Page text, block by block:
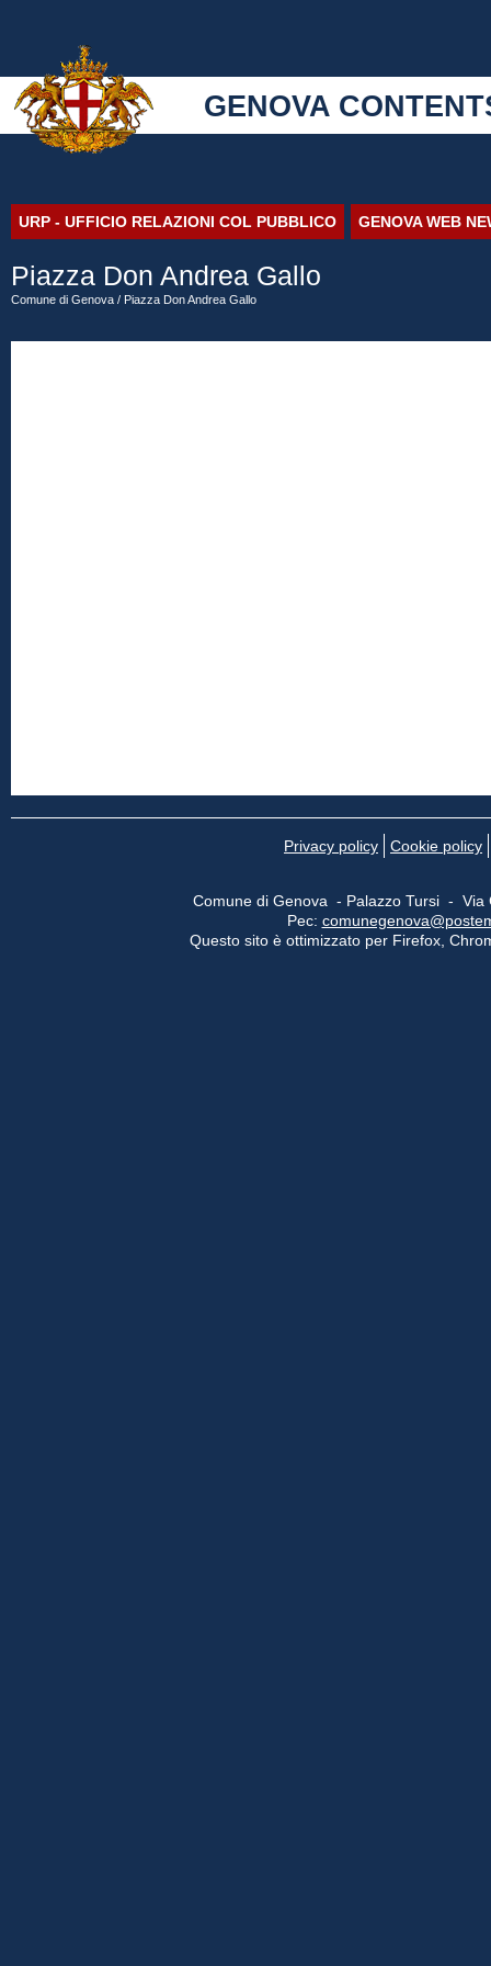
GENOVA
URP - UFFICIO RELAZIONI COL PUBBLICO GENOVA WEB
Piazza Don Andrea Gallo
Comune di Genova / Piazza Don Andrea Gallo
Privacy policy Cookie policy
Comune di Genova - Palazzo Tursi -
Pec:
Questo sito è ottimizzato per Firefox,